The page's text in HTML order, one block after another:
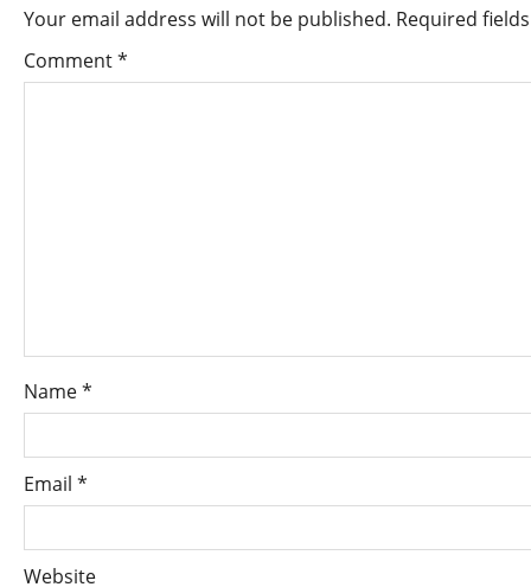
Your email address will not be published. Required
Comment*
Name*
Email *
Website